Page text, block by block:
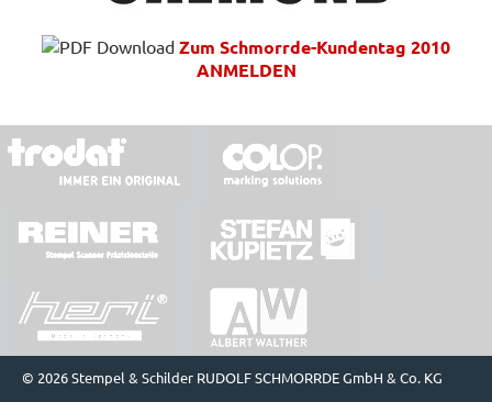
Zum Schmorrde-Kundentag 2010
ANMELDEN
© 2026 Stempel & Schilder RUDOLF SCHMORRDE GmbH & Co. KG